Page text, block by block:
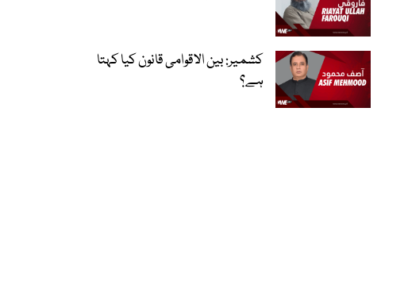
کشمیر: بین الاقوامی قانون کیا کہتا
ہے؟